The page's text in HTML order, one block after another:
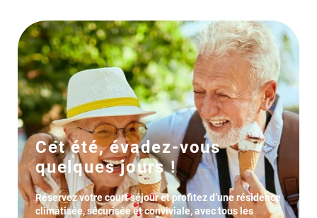
Cet été, évadez-vous
quelques jours !
Réservez votre court séjour et profitez d’une résidence
climatisée, sécurisée et conviviale, avec tous les